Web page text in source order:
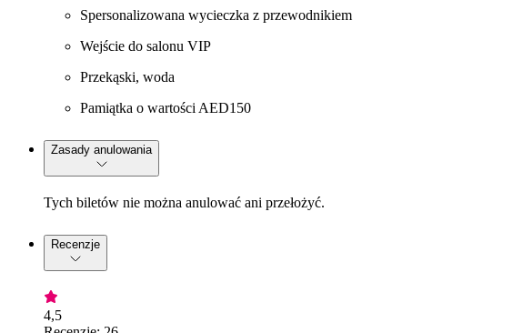
Spersonalizowana wycieczka z przewodnikiem
Wejście do salonu VIP
Przekąski, woda
Pamiątka o wartości AED150
Zasady anulowania
Tych biletów nie można anulować ani przełożyć.
Recenzje
4,5